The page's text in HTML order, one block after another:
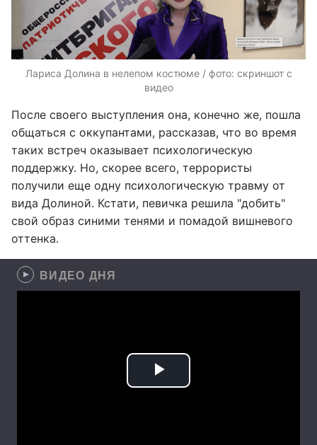
Лариса Долина в нелепом костюме / фото: скриншот с
видео
После своего выступления она, конечно же, пошла
общаться с оккупантами, рассказав, что во время
таких встреч оказывает психологическую
поддержку. Но, скорее всего, террористы
получили еще одну психологическую травму от
вида Долиной. Кстати, певичка решила "добить"
свой образ синими тенями и помадой вишневого
оттенка.
ВИДЕО ДНЯ